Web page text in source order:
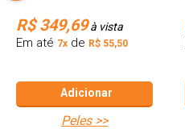
R$ 349,69
Em até 7x de R$ 55,50
Adicionar
peles >>